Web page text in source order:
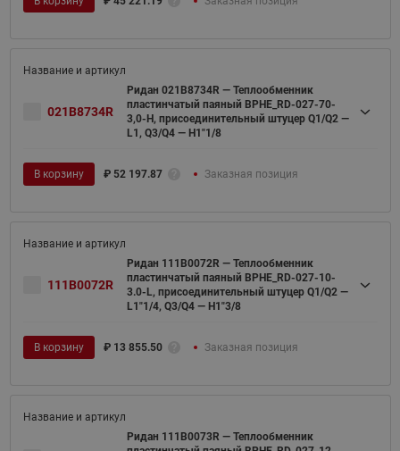
021B8734R
Ридан 021B8734R — Теплообменник
пластинчатый паяный BPHE_RD-027-70-
3,0-H, присоединительный штуцер Q1/Q2 —
L1, Q3/Q4 — H1"1/8
В корзину ₽ 52 197.87 Заказная позиция
111B0072R
Ридан 111B0072R — Теплообменник
пластинчатый паяный BPHE_RD-027-10-
3.0-L, присоединительный штуцер Q1/Q2 —
L1"1/4, Q3/Q4 — H1"3/8
В корзину ₽ 13 855.50 Заказная позиция
Ридан 111B0073R — Теплообменник